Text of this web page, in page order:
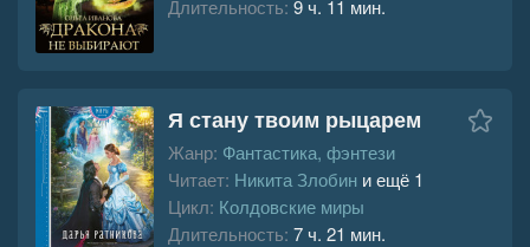
Длительность: 9 ч. 11 мин.
Я стану твоим рыцарем
Жанр: Фантастика, фэнтези
Читает: Никита Злобин и ещё 1
Цикл: Колдовские миры
Длительность: 7 ч. 21 мин.